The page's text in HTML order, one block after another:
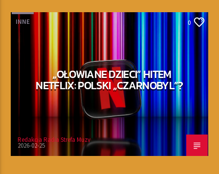
INNE 0
„OŁOWIANE DZIECI” HITEM
NETFLIX: POLSKI „CZARNOBYL”?
Redakcja Radia Strefa Muzy
2026-02-25